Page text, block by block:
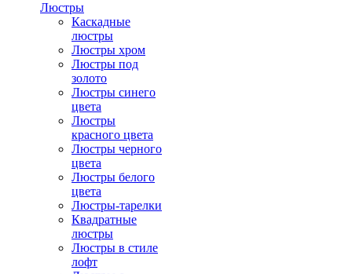
Люстры
Каскадные
люстры
Люстры хром
Люстры под
золото
Люстры синего
цвета
Люстры
красного цвета
Люстры черного
цвета
Люстры белого
цвета
Люстры-тарелки
Квадратные
люстры
Люстры в стиле
лофт